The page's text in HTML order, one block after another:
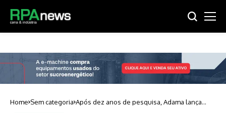
Home Sem categoria Após dez anos de pesquisa, Adama lança
Nimitz, o primeiro nematicida real do mercado